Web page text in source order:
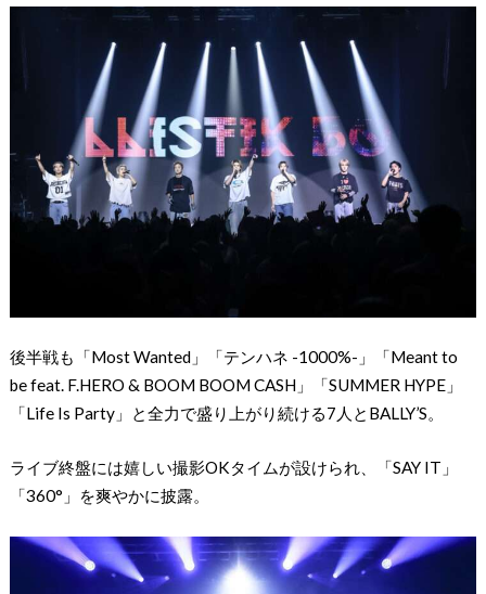
後半戦も「Most Wanted」「テンハネ -1000%-」「Meant to
be feat. F.HERO & BOOM BOOM CASH」「SUMMER HYPE」
「Life Is Party」と全力で盛り上がり続ける7人とBALLY’S。
ライブ終盤には嬉しい撮影OKタイムが設けられ、「SAY IT」
「360°」を爽やかに披露。